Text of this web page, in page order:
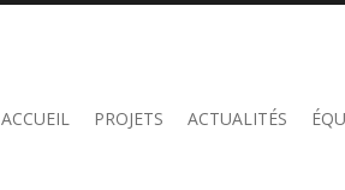
ACCUEIL PROJETS ACTUALITÉS